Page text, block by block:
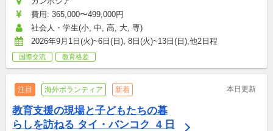
費用: 365,000〜499,000円
社会人・学生(小, 中, 高, 大, 専)
2026年9月1日(火)~6日(日), 8日(火)~13日(日),他2日程
国際交流 教育格差
注目 海外ボランティア 新着 本日更新
教育支援の現場と子どもたちの暮
らしを訪ねる タイ・バンコク  4 日